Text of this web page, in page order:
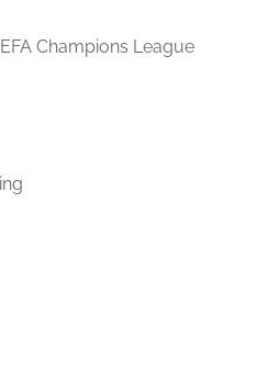
Champions League